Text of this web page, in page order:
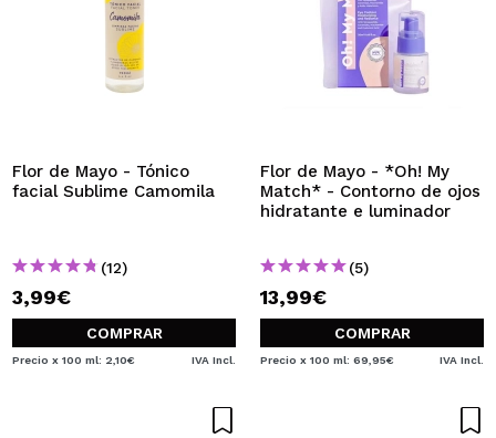
Flor de Mayo - Tónico
facial Sublime Camomila
(12)
3,99€
COMPRAR
Precio x 100 ml: 2,10€ IVA Incl.
Flor de Mayo - *Oh! My
Match* - Contorno de ojos
hidratante e luminador
(5)
13,99€
COMPRAR
Precio x 100 ml: 69,95€ IVA Incl.